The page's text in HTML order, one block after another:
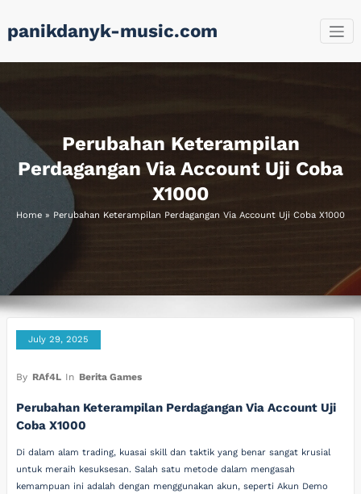
to
content
panikdanyk-music.com
Perubahan Keterampilan
Perdagangan Via Account Uji Coba
X1000
Home » Perubahan Keterampilan Perdagangan Via Account Uji Coba X1000
July 29, 2025
By RAf4L In Berita Games
Perubahan Keterampilan Perdagangan Via Account Uji
Coba X1000
Di dalam alam trading, kuasai skill dan taktik yang benar sangat krusial
untuk meraih kesuksesan. Salah satu metode dalam mengasah
kemampuan ini adalah dengan menggunakan akun, seperti Akun Demo